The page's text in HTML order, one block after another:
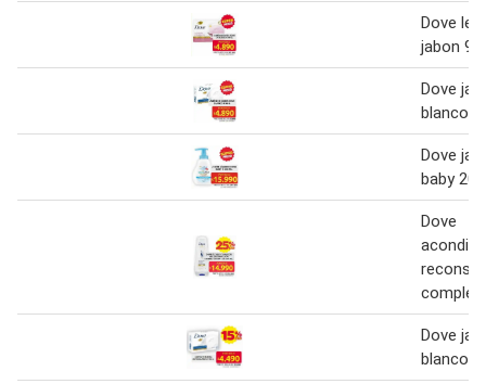
Dove
jabon 90
Dove
blanco
Dove
baby
Dove
Dove
blanco